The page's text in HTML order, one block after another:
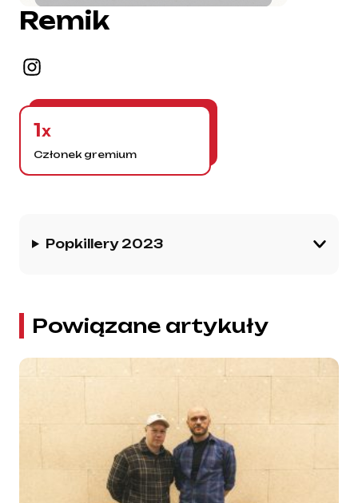
Remik
1x
Członek gremium
Popkillery 2023
Powiązane artykuły